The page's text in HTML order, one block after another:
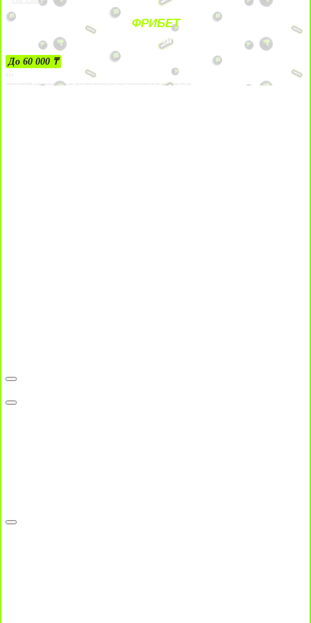
ФРИБЕТ
ЗА ДЕПОЗИТЫ
До 60 000 ₸
21+
Лицензии №24514359, выданной комитетом индустрии туризма Министерства культуры и спорта Республики Казахстан срок до 27 сентября 2034 года.